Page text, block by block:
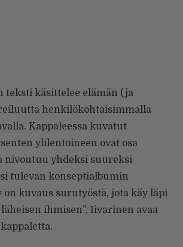
teksti käsittelee elämän (ja
henkilökohtaisimmalla
Kappaleessa kuvatut
ylilentoineen ovat osa
nivoutuu yhdeksi suureksi
tulevan konseptialbumin
on kuvaus surutyöstä, jota käy läpi
ihmisen”, Iivarinen avaa